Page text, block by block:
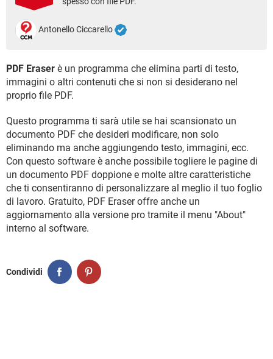
TIKTOK
HARDWARE
Antonello Ciccarello
PDF Eraser è un programma che elimina parti di testo,
immagini o altri contenuti che si non si desiderano nel
proprio file PDF.
Questo programma ti sarà utile se hai scansionato un
documento PDF che desideri modificare, non solo
eliminando ma anche aggiungendo testo, immagini, ecc.
Con questo software è anche possibile togliere le pagine di
un documento PDF doppione e molte altre caratteristiche
che ti consentiranno di personalizzare al meglio il tuo foglio
di lavoro. Gratuito, PDF Eraser offre anche un
aggiornamento alla versione pro tramite il menu "About"
interno al software.
Condividi